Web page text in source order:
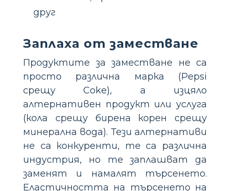
друг
Заплаха от заместване
Продуктите за заместване не са
просто различна марка (Pepsi
срещу Coke), а изцяло
алтернативен продукт или услуга
(кола срещу бирена корен срещу
минерална вода). Тези алтернативи
не са конкуренти, те са различна
индустрия, но те заплашват да
заменят и намалят търсенето.
Еластичността на търсенето на